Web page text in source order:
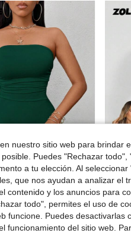
sin tirantes de unicolor con plisado y volantes
(1000+)
vendidos
-51%
¡Casi
nuestro sitio web para brindar
Puedes "Rechazar
a tu elección. Al seleccionar
que nos ayudan a analizar el
contenido y los anuncios para
todo", permites el uso de
funcione. Puedes desactivarlas
funcionamiento del sitio web.